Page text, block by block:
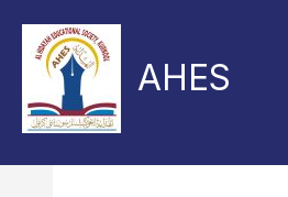
content
AHES